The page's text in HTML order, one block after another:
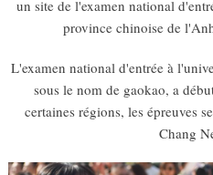
un site de l'examen national
province chinoise de
L'examen national d'entrée à
sous le nom de gaokao, a
certaines régions, les épreuves
Chang